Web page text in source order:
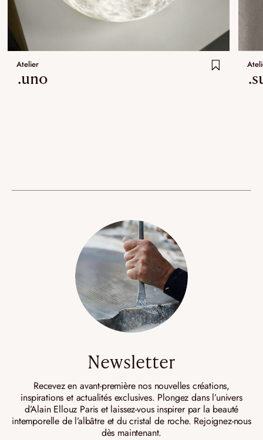
Atelier
.uno
Newsletter
Recevez en avant-première nos nouvelles créations,
inspirations et actualités exclusives. Plongez dans l’univers
d’Alain Ellouz Paris et laissez-vous inspirer par la beauté
intemporelle de l’albâtre et du cristal de roche. Rejoignez-nous
dès maintenant.